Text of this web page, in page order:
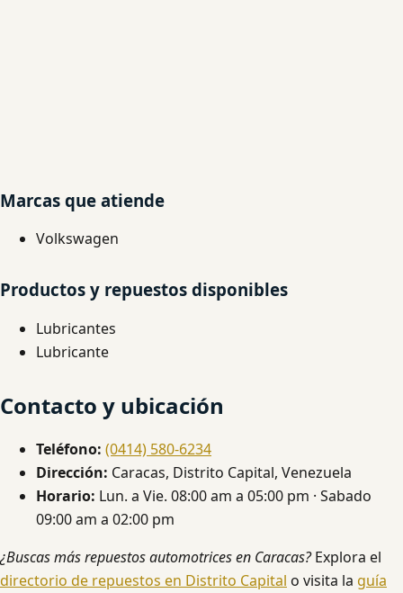
Marcas que atiende
Volkswagen
Productos y repuestos disponibles
Lubricantes
Lubricante
Contacto y ubicación
Teléfono: (0414) 580-6234
Dirección: Caracas, Distrito Capital, Venezuela
Horario: Lun. a Vie. 08:00 am a 05:00 pm · Sabado
09:00 am a 02:00 pm
¿Buscas más repuestos automotrices en Caracas?Explora el
directorio de repuestos en Distrito Capital o visita la guía